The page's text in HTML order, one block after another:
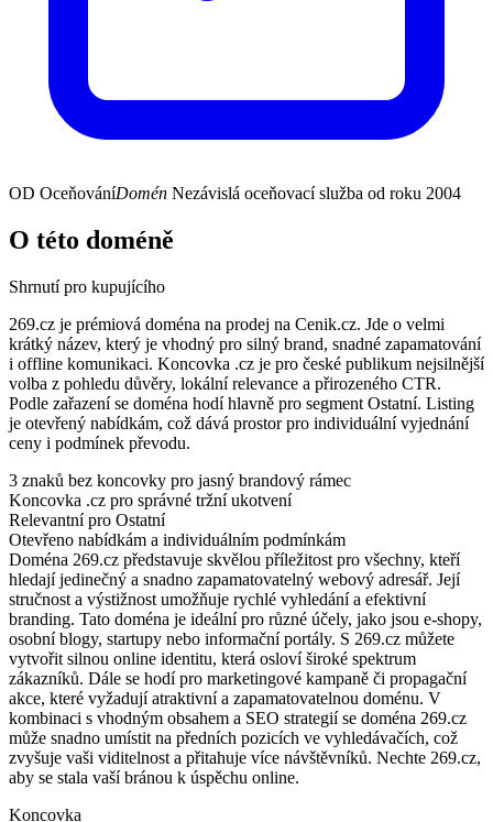
OD OceňováníDomén Nezávislá oceňovací služba od roku 2004
O této doméně
Shrnutí pro kupujícího
269.cz je prémiová doména na prodej na Cenik.cz. Jde o velmi
krátký název, který je vhodný pro silný brand, snadné zapamatování
i offline komunikaci. Koncovka .cz je pro české publikum nejsilnější
volba z pohledu důvěry, lokální relevance a přirozeného CTR.
Podle zařazení se doména hodí hlavně pro segment Ostatní. Listing
je otevřený nabídkám, což dává prostor pro individuální vyjednání
ceny i podmínek převodu.
3 znaků bez koncovky pro jasný brandový rámec
Koncovka .cz pro správné tržní ukotvení
Relevantní pro Ostatní
Otevřeno nabídkám a individuálním podmínkám
Doména 269.cz představuje skvělou příležitost pro všechny, kteří
hledají jedinečný a snadno zapamatovatelný webový adresář. Její
stručnost a výstižnost umožňuje rychlé vyhledání a efektivní
branding. Tato doména je ideální pro různé účely, jako jsou e-shopy,
osobní blogy, startupy nebo informační portály. S 269.cz můžete
vytvořit silnou online identitu, která osloví široké spektrum
zákazníků. Dále se hodí pro marketingové kampaně či propagační
akce, které vyžadují atraktivní a zapamatovatelnou doménu. V
kombinaci s vhodným obsahem a SEO strategií se doména 269.cz
může snadno umístit na předních pozicích ve vyhledávačích, což
zvyšuje vaši viditelnost a přitahuje více návštěvníků. Nechte 269.cz,
aby se stala vaší bránou k úspěchu online.
Koncovka